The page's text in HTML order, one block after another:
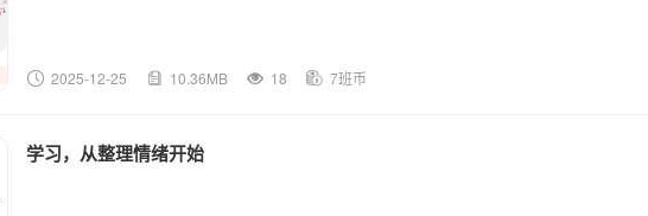
2025-12-25 10.36MB 18 7班币
学习，从整理情绪开始